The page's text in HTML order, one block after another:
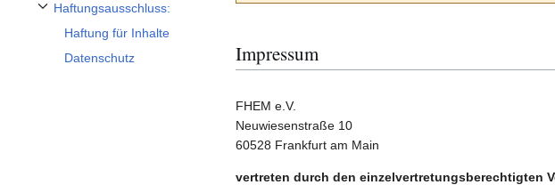
Haftungsausschluss:
Unterabschnitt Haftungsausschluss: umschalten
Haftung für Inhalte
Datenschutz
Impressum
FHEM e.V.
Neuwiesenstraße 10
60528 Frankfurt am Main
vertreten durch den einzelvertretungsberechtigten